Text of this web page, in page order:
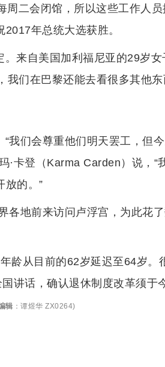
周二会闭馆，所以这些工作人员
年总统大选获胜。
来自美国加利福尼亚的29岁女
我们在巴黎还能去看很多其他东
我们会尊重他们明天罢工，但
·卡登（Karma Carden）说，“
放的。”
各地前来访问卢浮宫，为此花
龄从目前的62岁延迟至64岁。
讲话，确认退休制度改革须于
辑 ： 谭煜华 ZX0264)